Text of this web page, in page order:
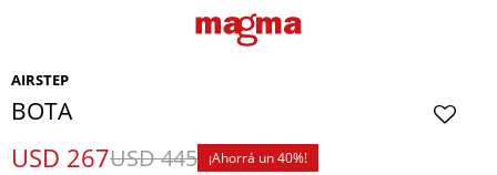
AIRSTEP
BOTA
USD 267USD445 40